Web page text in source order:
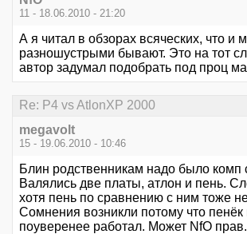
11 - 18.06.2010 - 21:20
А я читал в обзорах всяческих, что и
разношустрыми бывают. Это на тот
автор задумал подобрать под проц
Re: P4 vs AtlonXP 2000
megavolt
15 - 19.06.2010 - 10:46
Блин родственникам надо было комп
Валялись две платы, атлон и пень.
хотя пень по сравнению с ним тоже
Сомнения возникли потому что пенёк
поуверенее работал. Может NfO прав.